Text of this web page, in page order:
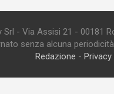
- Via Assisi 21 - 00181
senza alcuna
Redazione - Privacy